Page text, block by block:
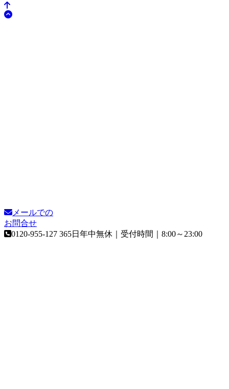
メールでの
お問合せ
0120-955-127 365日年中無休｜受付時間｜8:00～23:00